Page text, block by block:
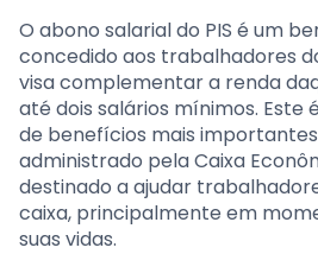
O abono salarial do PIS é um
concedido aos trabalhadores
visa complementar a renda
até dois salários mínimos. Este
de benefícios mais importantes
administrado pela Caixa
destinado a ajudar
caixa, principalmente em
suas vidas.